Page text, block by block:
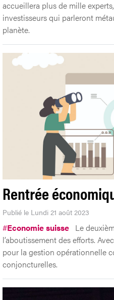
accueillera plus de mille
investisseurs qui parleront
planète.
Rentrée
Publié le Lundi 21 août 2023
#Economie suisse Le
l’aboutissement des efforts.
pour la gestion opérationnelle
conjoncturelles.